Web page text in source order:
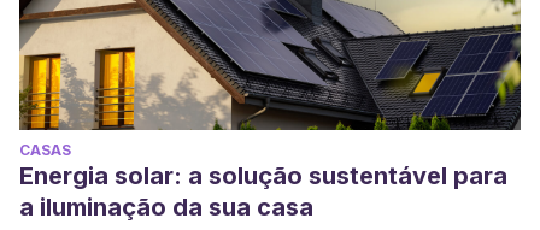
CASAS
Energia solar: a solução sustentável para
a iluminação da sua casa